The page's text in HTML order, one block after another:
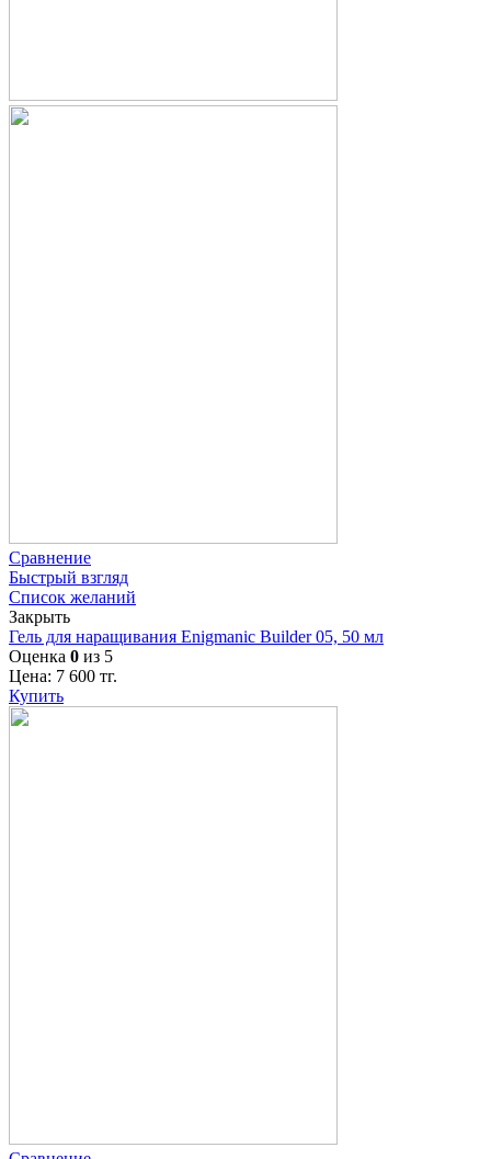
Сравнение
Быстрый взгляд
Список желаний
Закрыть
Гель для наращивания Enigmanic Builder 05, 50 мл
Оценка 0 из 5
Цена: 7 600 тг.
Купить